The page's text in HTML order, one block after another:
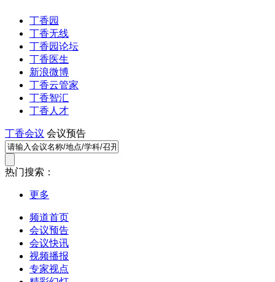
丁香园
丁香无线
丁香园论坛
丁香医生
新浪微博
丁香云管家
丁香智汇
丁香人才
丁香会议 会议预告
热门搜索：
更多
频道首页
会议预告
会议快讯
视频播报
专家视点